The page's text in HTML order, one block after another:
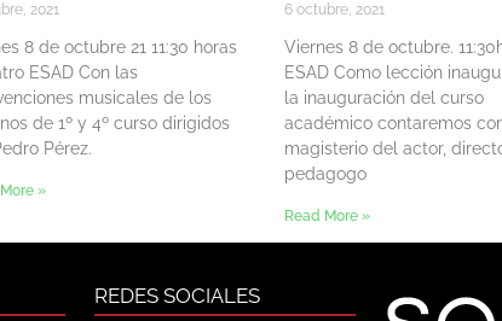
2021
8 de octubre 21 11:30 horas
ESAD Con las
musicales de los
de 1º y 4º curso dirigidos
Pérez.
»
6 octubre, 2021
Viernes 8 de octubre.
ESAD Como lección
la inauguración del curso
académico contaremos
magisterio del actor,
pedagogo
Read More »
REDES SOCIALES